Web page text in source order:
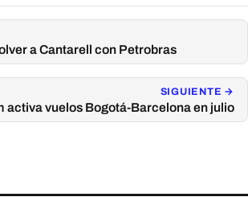
a Cantarell con Petrobras
SIGUIENTE →
activa vuelos Bogotá-Barcelona en julio